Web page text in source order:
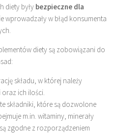
diety były bezpieczne dla
wprowadzały w błąd konsumenta
diety są zobowiązani do
składu, w której należy
ich ilości.
składniki, które są dozwolone
m.in. witaminy, minerały
zgodne z rozporządzeniem